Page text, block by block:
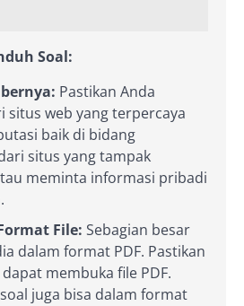
Soal:
Pastikan Anda
situs web yang terpercaya
baik di bidang
situs yang tampak
meminta informasi pribadi
File: Sebagian besar
dalam format PDF. Pastikan
membuka file PDF.
juga bisa dalam format